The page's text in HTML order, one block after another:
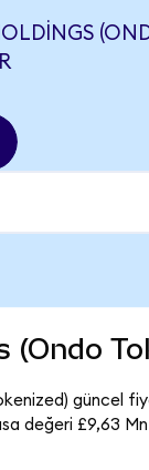
(Ondo
güncel
değeri £9,63 Mn